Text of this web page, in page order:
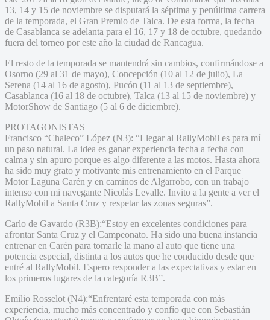
13, 14 y 15 de noviembre se disputará la séptima y penúltima carrera
de la temporada, el Gran Premio de Talca. De esta forma, la fecha
de Casablanca se adelanta para el 16, 17 y 18 de octubre, quedando
fuera del torneo por este año la ciudad de Rancagua.
El resto de la temporada se mantendrá sin cambios, confirmándose a
Osorno (29 al 31 de mayo), Concepción (10 al 12 de julio), La
Serena (14 al 16 de agosto), Pucón (11 al 13 de septiembre),
Casablanca (16 al 18 de octubre), Talca (13 al 15 de noviembre) y
MotorShow de Santiago (5 al 6 de diciembre).
PROTAGONISTAS
Francisco “Chaleco” López (N3): “Llegar al RallyMobil es para mí
un paso natural. La idea es ganar experiencia fecha a fecha con
calma y sin apuro porque es algo diferente a las motos. Hasta ahora
ha sido muy grato y motivante mis entrenamiento en el Parque
Motor Laguna Carén y en caminos de Algarrobo, con un trabajo
intenso con mi navegante Nicolás Levalle. Invito a la gente a ver el
RallyMobil a Santa Cruz y respetar las zonas seguras”.
Carlo de Gavardo (R3B):“Estoy en excelentes condiciones para
afrontar Santa Cruz y el Campeonato. Ha sido una buena instancia
entrenar en Carén para tomarle la mano al auto que tiene una
potencia especial, distinta a los autos que he conducido desde que
entré al RallyMobil. Espero responder a las expectativas y estar en
los primeros lugares de la categoría R3B”.
Emilio Rosselot (N4):“Enfrentaré esta temporada con más
experiencia, mucho más concentrado y confío que con Sebastián